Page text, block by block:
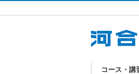
コース・講